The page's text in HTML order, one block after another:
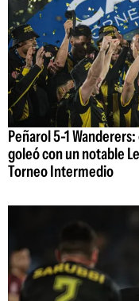
Peñarol 5-1
goleó con un notable
Torneo Intermedio